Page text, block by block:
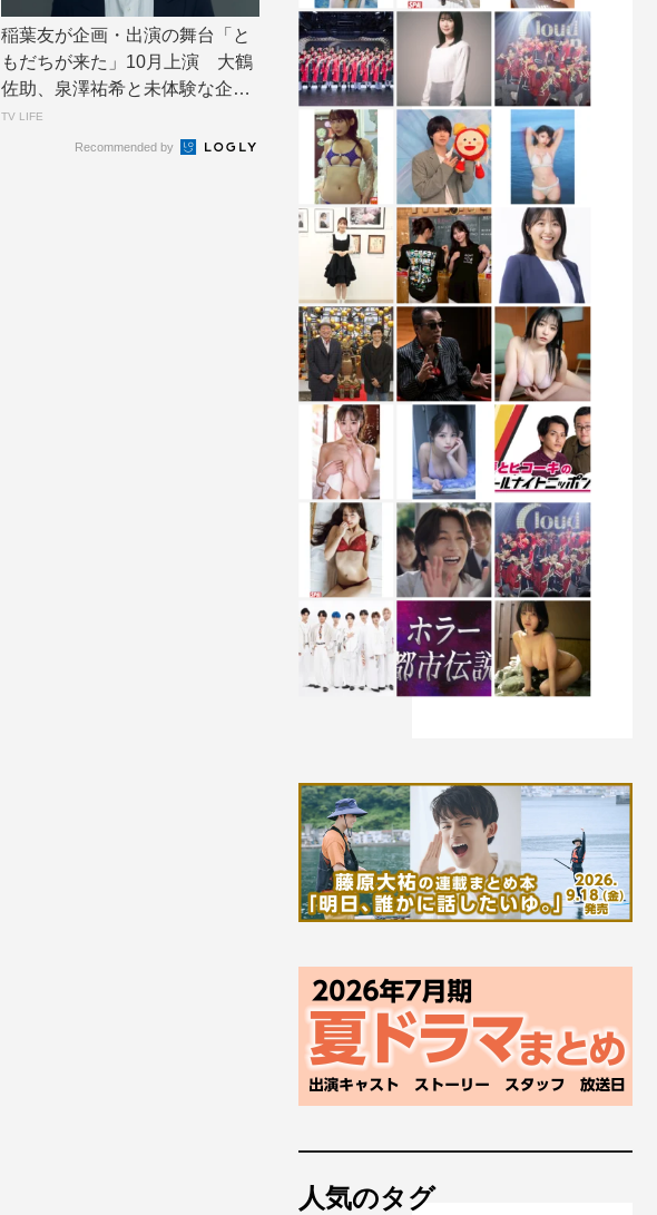
稲葉友が企画・出演の舞台「と
もだちが来た」10月上演 大鶴
佐助、泉澤祐希と未体験な企画
に挑戦【コメン...
TV LIFE
Recommended by
人気のタグ